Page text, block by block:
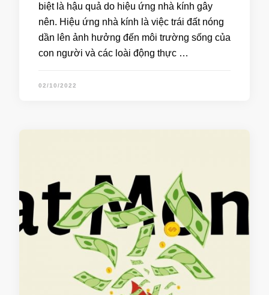
biệt là hậu quả do hiệu ứng nhà kính gây
nên. Hiệu ứng nhà kính là việc trái đất nóng
dần lên ảnh hưởng đến môi trường sống của
con người và các loài động thực …
02/10/2022